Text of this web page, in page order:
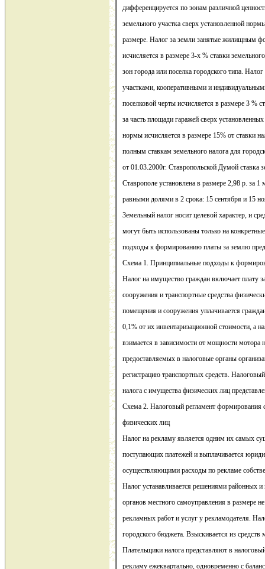
дифференцируется по зонам различной
земельного участка сверх установленной
размере. Налог за земли занятые жилищным
исчисляется в размере 3-х % ставки
зон города или поселка городского типа.
участками, кооперативными и
поселковой черты исчисляется в размере 3 %
за часть площади гаражей сверх
нормы исчисляется в размере 15% от ставки
полным ставкам земельного налога для
от 01.03.2000г. Ставропольской Думой ставка
Ставрополе установлена в размере 2,98 р. за 1
равными долями в 2 срока: 15 сентября и 15
Земельный налог носит целевой характер, и
могут быть использованы только на
подходы к формированию платы за землю
Схема 1. Принципиальные подходы к
Налог на имущество граждан включает плату
сооружения и транспортные средства
помещения и сооружения уплачивается
0,1% от их инвентаризационной стоимости, а
взимается в зависимости от мощности мотора
предоставляемых в налоговые органы
регистрацию транспортных средств.
налога с имущества физических лиц
Схема 2. Налоговый регламент формирования
физических лиц
Налог на рекламу является одним их самых
поступающих платежей и выплачивается
осуществляющими расходы по рекламе
Налог устанавливается решениями районных и
органов местного самоуправления в размере
рекламных работ и услуг у рекламодателя.
городского бюджета. Взыскивается из
Плательщики налога представляют в
рекламу ежеквартально, одновременно с